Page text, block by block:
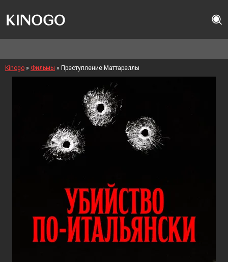
Kinogo » Фильмы » Преступление Маттареллы